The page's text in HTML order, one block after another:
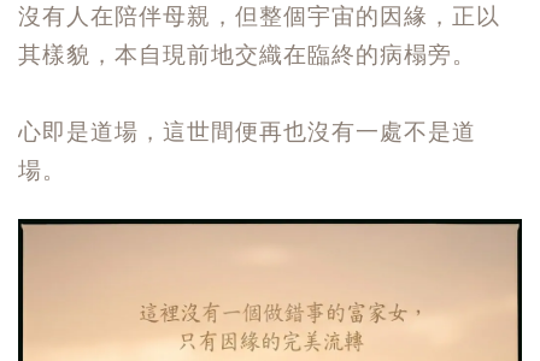
沒有人在陪伴母親，但整個宇宙的因緣，正以
其樣貌，本自現前地交織在臨終的病榻旁。
心即是道場，這世間便再也沒有一處不是道
場。